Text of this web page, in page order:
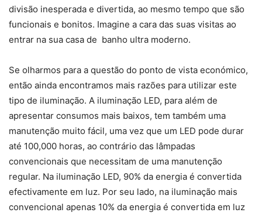
divisão inesperada e divertida, ao mesmo tempo que são
funcionais e bonitos. Imagine a cara das suas visitas ao
entrar na sua casa de banho ultra moderno.
Se olharmos para a questão do ponto de vista económico,
então ainda encontramos mais razões para utilizar este
tipo de iluminação. A iluminação LED, para além de
apresentar consumos mais baixos, tem também uma
manutenção muito fácil, uma vez que um LED pode durar
até 100,000 horas, ao contrário das lâmpadas
convencionais que necessitam de uma manutenção
regular. Na iluminação LED, 90% da energia é convertida
efectivamente em luz. Por seu lado, na iluminação mais
convencional apenas 10% da energia é convertida em luz